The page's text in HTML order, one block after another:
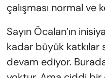
çalışması normal ve
Sayın Öcalan’ın
kadar büyük katkılar
devam ediyor.